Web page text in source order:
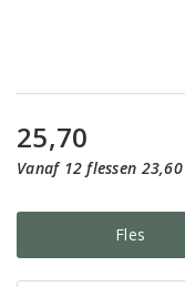
25,70
Vanaf 12 flessen
Fles